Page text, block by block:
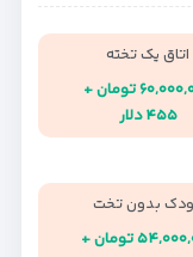
اتاق یک تخته
تومان +
۴۵۵ دلار
بدون تخت
تومان +